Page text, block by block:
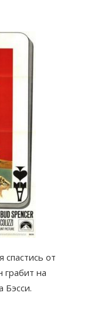
спастись от
на
Бэсси.